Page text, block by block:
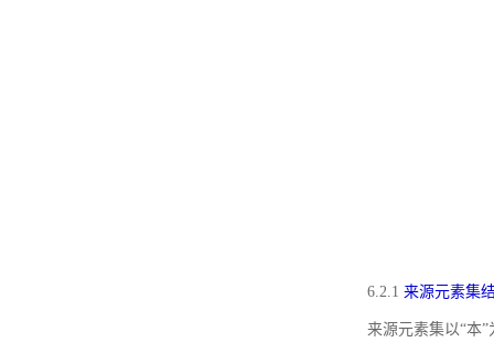
6.2.1 来源元素集
来源元素集以“本